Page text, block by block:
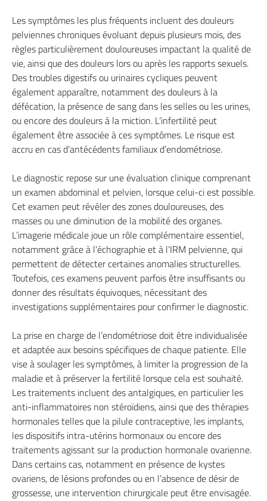
Les symptômes les plus fréquents incluent des douleurs
pelviennes chroniques évoluant depuis plusieurs mois, des
règles particulièrement douloureuses impactant la qualité de
vie, ainsi que des douleurs lors ou après les rapports sexuels.
Des troubles digestifs ou urinaires cycliques peuvent
également apparaître, notamment des douleurs à la
défécation, la présence de sang dans les selles ou les urines,
ou encore des douleurs à la miction. L’infertilité peut
également être associée à ces symptômes. Le risque est
accru en cas d’antécédents familiaux d’endométriose.
Le diagnostic repose sur une évaluation clinique comprenant
un examen abdominal et pelvien, lorsque celui-ci est possible.
Cet examen peut révéler des zones douloureuses, des
masses ou une diminution de la mobilité des organes.
L’imagerie médicale joue un rôle complémentaire essentiel,
notamment grâce à l’échographie et à l’IRM pelvienne, qui
permettent de détecter certaines anomalies structurelles.
Toutefois, ces examens peuvent parfois être insuffisants ou
donner des résultats équivoques, nécessitant des
investigations supplémentaires pour confirmer le diagnostic.
La prise en charge de l’endométriose doit être individualisée
et adaptée aux besoins spécifiques de chaque patiente. Elle
vise à soulager les symptômes, à limiter la progression de la
maladie et à préserver la fertilité lorsque cela est souhaité.
Les traitements incluent des antalgiques, en particulier les
anti-inflammatoires non stéroïdiens, ainsi que des thérapies
hormonales telles que la pilule contraceptive, les implants,
les dispositifs intra-utérins hormonaux ou encore des
traitements agissant sur la production hormonale ovarienne.
Dans certains cas, notamment en présence de kystes
ovariens, de lésions profondes ou en l’absence de désir de
grossesse, une intervention chirurgicale peut être envisagée.